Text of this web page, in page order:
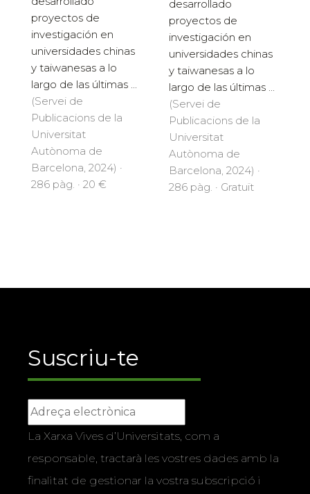
proyectos de
investigación en
universidades chinas
y taiwanesas a lo
largo de las últimas ...
(Servei de
Publicacions de la
Universitat
Autònoma de
Barcelona, 2024) ·
286 pàg. · 20 €
desarrollado
proyectos de
investigación en
universidades chinas
y taiwanesas a lo
largo de las últimas ...
(Servei de
Publicacions de la
Universitat
Autònoma de
Barcelona, 2024) ·
286 pàg. · Gratuït
Suscriu-te
La Xarxa Vives d’Universitats, com a
responsable, tractarà les vostres dades amb la
finalitat de gestionar la vostra subscripció i